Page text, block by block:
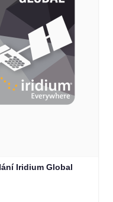
Iridium Global